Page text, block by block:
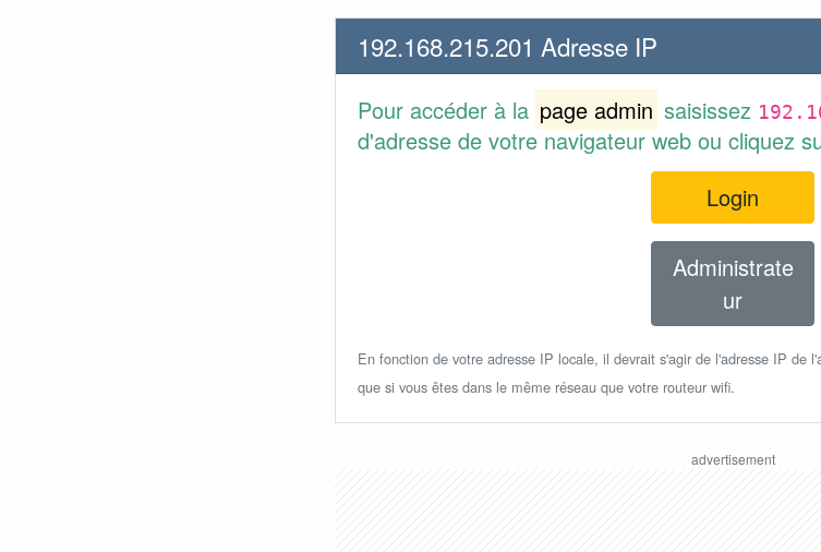
192.168.215.201 Adresse IP
Pour accéder à la page admin saisissez
d'adresse de votre navigateur web ou cliquez
Login
Administrate
ur
En fonction de votre adresse IP locale, il devrait s'agir de l'adresse IP de
que si vous êtes dans le même réseau que votre routeur wifi.